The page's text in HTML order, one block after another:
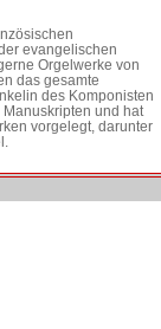
evangelischen
Orgelwerke von
das gesamte
des Komponisten
und hat
vorgelegt, darunter